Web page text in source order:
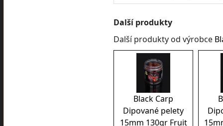
Další produkty
Další produkty od výrobce
Black Carp
Dipované pelety
15mm 130gr Fruit